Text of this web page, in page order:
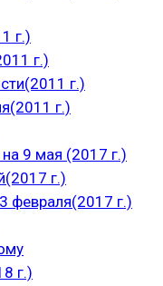
г.)
г.)
г.)
г.)
9 мая (2017 г.)
г.)
февраля(2017 г.)
г.)